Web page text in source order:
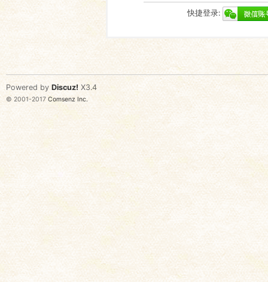
快捷登录:
Powered by Discuz! X3.4
© 2001-2017 Comsenz Inc.